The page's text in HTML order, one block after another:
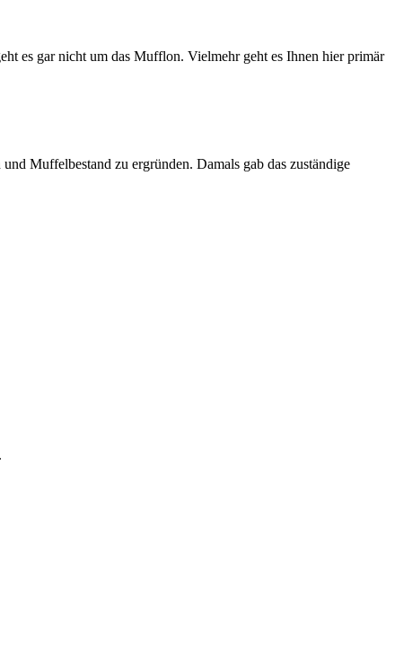
es gar nicht um das Mufflon. Vielmehr geht es Ihnen hier primär
Muffelbestand zu ergründen. Damals gab das zuständige